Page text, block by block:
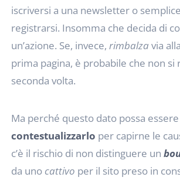
iscriversi a una newsletter o
registrarsi. Insomma che decida di
un’azione. Se, invece,rimbalza via
prima pagina, è probabile che non si
seconda volta.
Ma perché questo dato possa
contestualizzarlo per capirne le
c’è il rischio di non distinguere un
da uno cattivo per il sito preso in